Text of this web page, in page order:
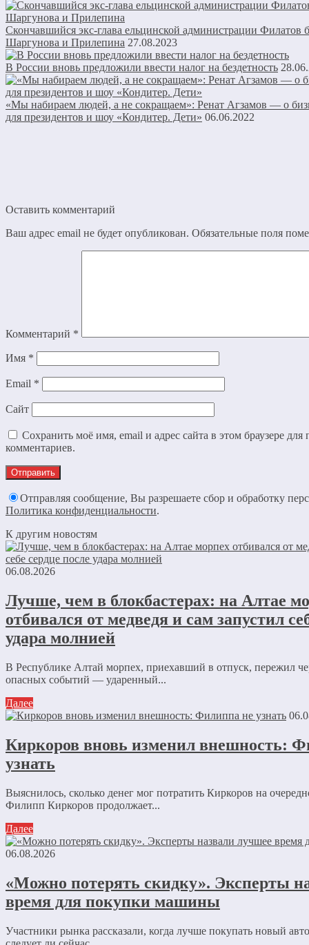
Скончавшийся экс-глава ельцинской администрации Филатов
Шаргунова и Прилепина 27.08.2023
В России вновь предложили ввести налог на бездетность
«Мы набираем людей, а не сокращаем»: Ренат Агзамов — о
для президентов и шоу «Кондитер. Дети» 06.06.2022
Оставить комментарий
Ваш адрес email не будет опубликован. Обязательные поля
Комментарий *
Имя *
Email *
Сайт
Сохранить моё имя, email и адрес сайта в этом браузере
комментариев.
Отправляя сообщение, Вы разрешаете сбор и обработку
Политика конфиденциальности.
К другим новостям
06.08.2026
Лучше, чем в блокбастерах: на Алтае
отбивался от медведя и сам запустил
удара молнией
В Республике Алтай морпех, приехавший в отпуск, пережил
опасных событий — ударенный...
Далее
Киркоров вновь изменил внешность:
узнать
Выяснилось, сколько денег мог потратить Киркоров на
Филипп Киркоров продолжает...
Далее
06.08.2026
«Можно потерять скидку». Эксперты
время для покупки машины
Участники рынка рассказали, когда лучше покупать новый